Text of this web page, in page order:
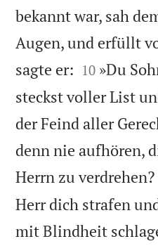
bekannt war, sah
Augen, und erfüllt
sagte er: 

10 »Du
steckst voller List
der Feind aller
denn nie aufhören,
Herrn zu verdrehen?
Herr dich strafen
mit Blindheit